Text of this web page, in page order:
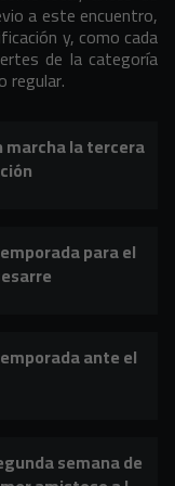
a este encuentro,
y, como cada
de la categoría
regular.
marcha la tercera
para el
ante el
semana de